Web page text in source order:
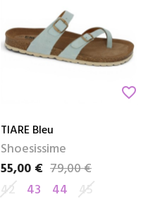
favorite_border
TIARE Bleu
Shoesissime
Prix
55,00 €
Prix de base79,00 €
42
43 44 45